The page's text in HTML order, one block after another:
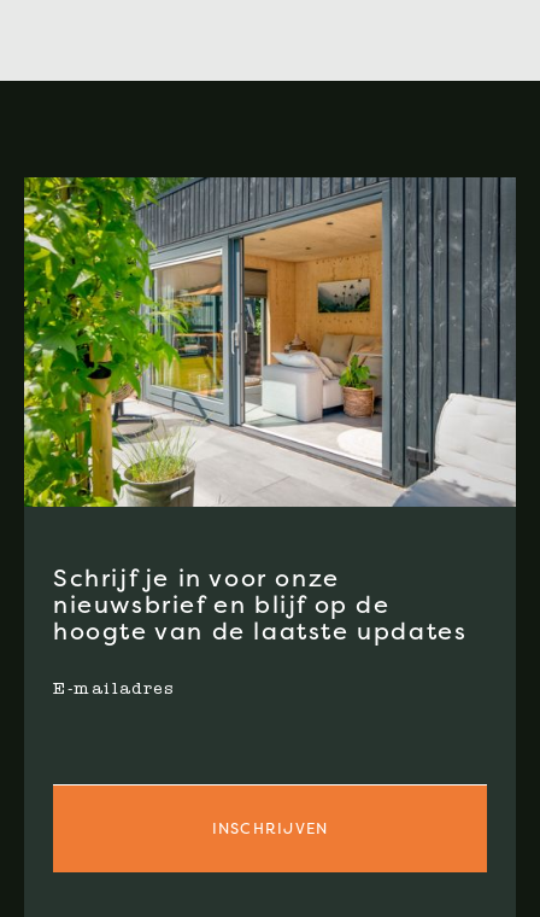
Schrijf je in voor onze
nieuwsbrief en blijf op de
hoogte van de laatste updates
E-mailadres